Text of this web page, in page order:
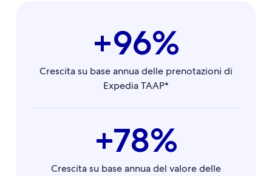
+96%
Crescita su base annua delle prenotazioni di
Expedia TAAP*
+78%
Crescita su base annua del valore delle